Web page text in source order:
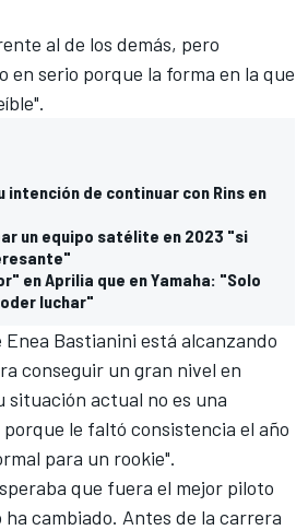
al de los demás, pero
en serio porque la forma en la que
intención de continuar con Rins en
un equipo satélite en 2023 "si
en Aprilia que en Yamaha: "Solo
luchar"
Enea Bastianini está alcanzando
conseguir un gran nivel en
situación actual no es una
le faltó consistencia el año
para un rookie".
que fuera el mejor piloto
cambiado. Antes de la carrera